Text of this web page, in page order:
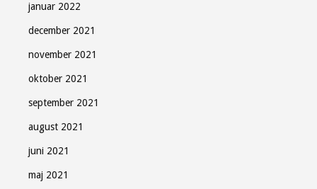
januar 2022
december 2021
november 2021
oktober 2021
september 2021
august 2021
juni 2021
maj 2021